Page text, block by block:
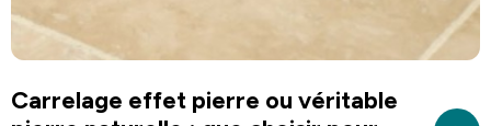
Carrelage effet pierre ou véritable